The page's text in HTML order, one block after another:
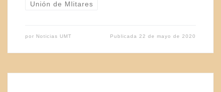
Unión de Mlitares
por Noticias UMT Publicada22 de mayo de 2020